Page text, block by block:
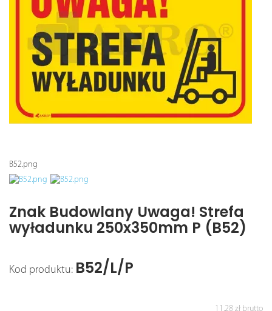
B52.png
Znak Budowlany Uwaga! Strefa
wyładunku 250x350mm P (B52)
Kod produktu: B52/L/P
11,28 zł brutto